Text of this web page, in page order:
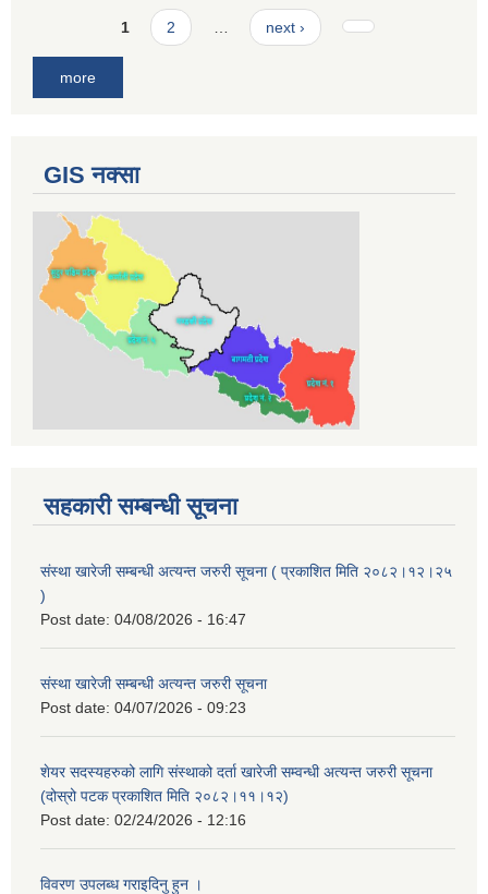
Pages1 2 next ›
more
GIS नक्सा
सहकारी सम्बन्धी सूचना
संस्था खारेजी सम्बन्धी अत्यन्त जरुरी सूचना ( प्रकाशित मिति २०८२।१२।२५
)
Post date: 04/08/2026 - 16:47
संस्था खारेजी सम्बन्धी अत्यन्त जरुरी सूचना
Post date: 04/07/2026 - 09:23
शेयर सदस्यहरुको लागि संस्थाको दर्ता खारेजी सम्वन्धी अत्यन्त जरुरी सूचना
(दोस्रो पटक प्रकाशित मिति २०८२।११।१२)
Post date: 02/24/2026 - 12:16
विवरण उपलब्ध गराइदिनु हुन ।